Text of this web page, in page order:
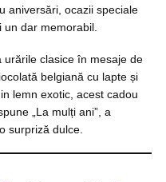
aniversări, ocazii speciale
dar memorabil.
urările clasice în mesaje de
belgiană cu lapte și
lemn exotic, acest cadou
„La mulți ani”, a
surpriză dulce.